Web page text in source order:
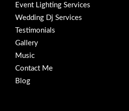
Event Lighting Services
Wedding Dj Services
Testimonials
Gallery
Music
Contact Me
Blog